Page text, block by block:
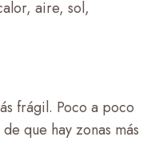
aire, sol,
frágil. Poco a poco
que hay zonas más